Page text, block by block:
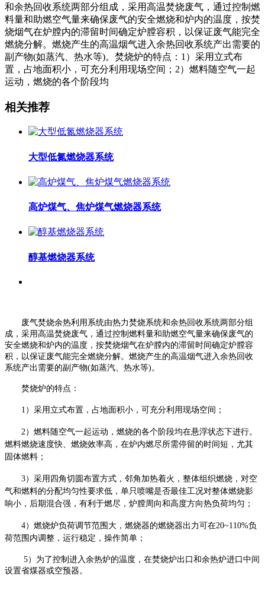
和余热回收系统两部分组成，采用高温焚烧废气，通过控制燃
料量和助燃空气量来确保废气的安全燃烧和炉内的温度，按焚
烧烟气在炉膛内的滞留时间确定炉膛容积，以保证废气能完全
燃烧分解。燃烧产生的高温烟气进入余热回收系统产出需要的
副产物(如蒸汽、热水等)。焚烧炉的特点：1）采用立式布
置，占地面积小，可充分利用现场空间；2）燃料随空气一起
运动，燃烧的各个阶段均
相关推荐
大型低氮燃烧器系统
高炉煤气、焦炉煤气燃烧器系统
醇基燃烧器系统
废气焚烧余热利用系统由热力焚烧系统和余热回收系统两部分组
成，采用高温焚烧废气，通过控制燃料量和助燃空气量来确保废气的
安全燃烧和炉内的温度，按焚烧烟气在炉膛内的滞留时间确定炉膛容
积，以保证废气能完全燃烧分解。燃烧产生的高温烟气进入余热回收
系统产出需要的副产物(如蒸汽、热水等)。
焚烧炉的特点：
1）采用立式布置，占地面积小，可充分利用现场空间；
2）燃料随空气一起运动，燃烧的各个阶段均在悬浮状态下进行。
燃料燃烧速度快、燃烧效率高，在炉内燃尽所需停留的时间短，尤其
固体燃料；
3）采用四角切圆布置方式，邻角加热着火，整体组织燃烧，对空
气和燃料的分配均匀性要求低，单只喷嘴是否最佳工况对整体燃烧影
响小，后期混合强，有利于燃尽，炉膛周向和高度方向热负荷均匀；
4）燃烧炉负荷调节范围大，燃烧器的燃烧器出力可在20~110%负
荷范围内调整，运行稳定，操作简单；
5） 为了控制进入余热炉的温度，在焚烧炉出口和余热炉进口中间
设置省煤器或空预器。